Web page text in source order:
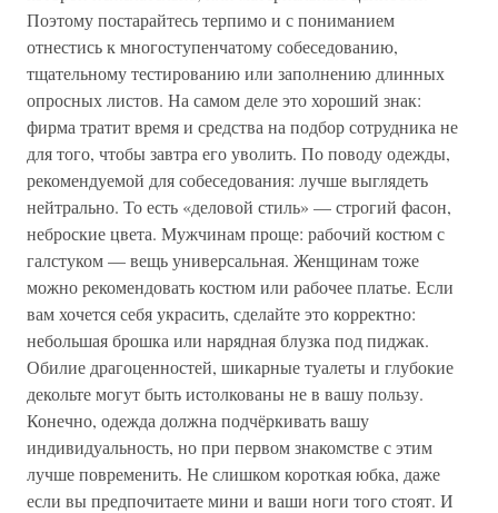
Поэтому постарайтесь терпимо и с пониманием
отнестись к многоступенчатому собеседованию,
тщательному тестированию или заполнению длинных
опросных листов. На самом деле это хороший знак:
фирма тратит время и средства на подбор сотрудника не
для того, чтобы завтра его уволить. По поводу одежды,
рекомендуемой для собеседования: лучше выглядеть
нейтрально. То есть «деловой стиль» — строгий фасон,
неброские цвета. Мужчинам проще: рабочий костюм с
галстуком — вещь универсальная. Женщинам тоже
можно рекомендовать костюм или рабочее платье. Если
вам хочется себя украсить, сделайте это корректно:
небольшая брошка или нарядная блузка под пиджак.
Обилие драгоценностей, шикарные туалеты и глубокие
декольте могут быть истолкованы не в вашу пользу.
Конечно, одежда должна подчёркивать вашу
индивидуальность, но при первом знакомстве с этим
лучше повременить. Не слишком короткая юбка, даже
если вы предпочитаете мини и ваши ноги того стоят. И